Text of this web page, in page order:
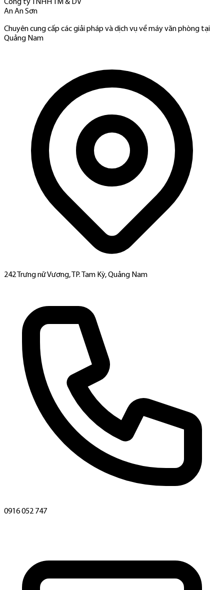
Công ty TNHH TM & DV
An An Sơn
Chuyên cung cấp các giải pháp và dịch vụ về máy văn phòng tại
Quảng Nam
242 Trưng nữ Vương, TP. Tam Kỳ, Quảng Nam
0916 052 747